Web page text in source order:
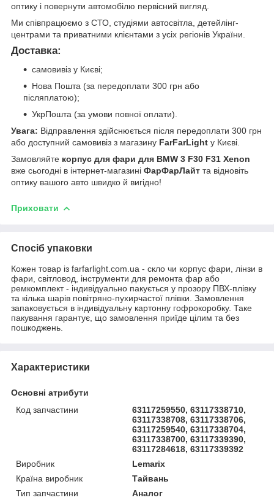
оптику і повернути автомобілю первісний вигляд.
Ми співпрацюємо з СТО, студіями автосвітла, детейлінг-
центрами та приватними клієнтами з усіх регіонів України.
Доставка:
самовивіз у Києві;
Нова Пошта (за передоплати 300 грн або
післяплатою);
УкрПошта (за умови повної оплати).
Увага: Відправлення здійснюється після передоплати 300 грн
або доступний самовивіз з магазину FarFarLight у Києві.
Замовляйте корпус для фари для BMW 3 F30 F31 Xenon
вже сьогодні в інтернет-магазині ФарФарЛайт та відновіть
оптику вашого авто швидко й вигідно!
Приховати
Спосіб упаковки
Кожен товар із farfarlight.com.ua - скло чи корпус фари, лінзи в
фари, світловод, інструменти для ремонта фар або
ремкомплект - індивідуально пакується у прозору ПВХ-плівку
та кілька шарів повітряно-пухирчастої плівки. Замовлення
запаковується в індивідуальну картонну гофрокоробку. Таке
пакування гарантує, що замовлення приїде цілим та без
пошкоджень.
Характеристики
Основні атрибути
Код запчастини
63117259550, 63117338710,
63117338708, 63117338706,
63117259540, 63117338704,
63117338700, 63117339390,
63117284618, 63117339392
Виробник
Lemarix
Країна виробник
Тайвань
Тип запчастини
Аналог